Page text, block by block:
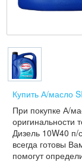
Купить А/масло
При покупке А/
оригинальности
Дизель 10W40 п/
всегда готовы
помогут